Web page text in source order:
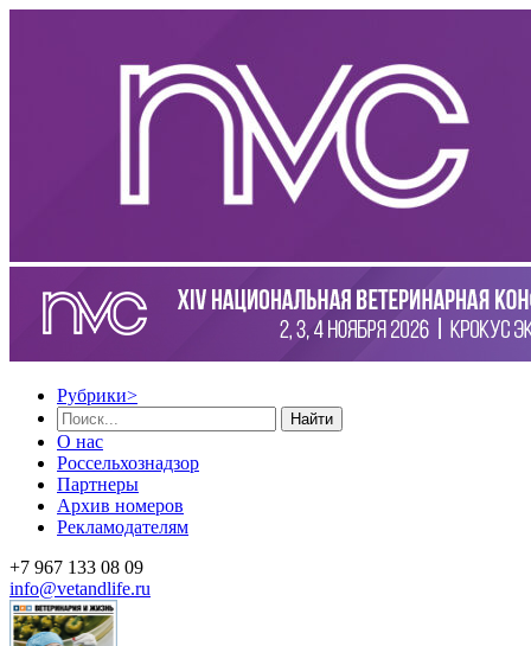
Рубрики>
Найти
О нас
Россельхознадзор
Партнеры
Архив номеров
Рекламодателям
+7 967 133 08 09
info@vetandlife.ru